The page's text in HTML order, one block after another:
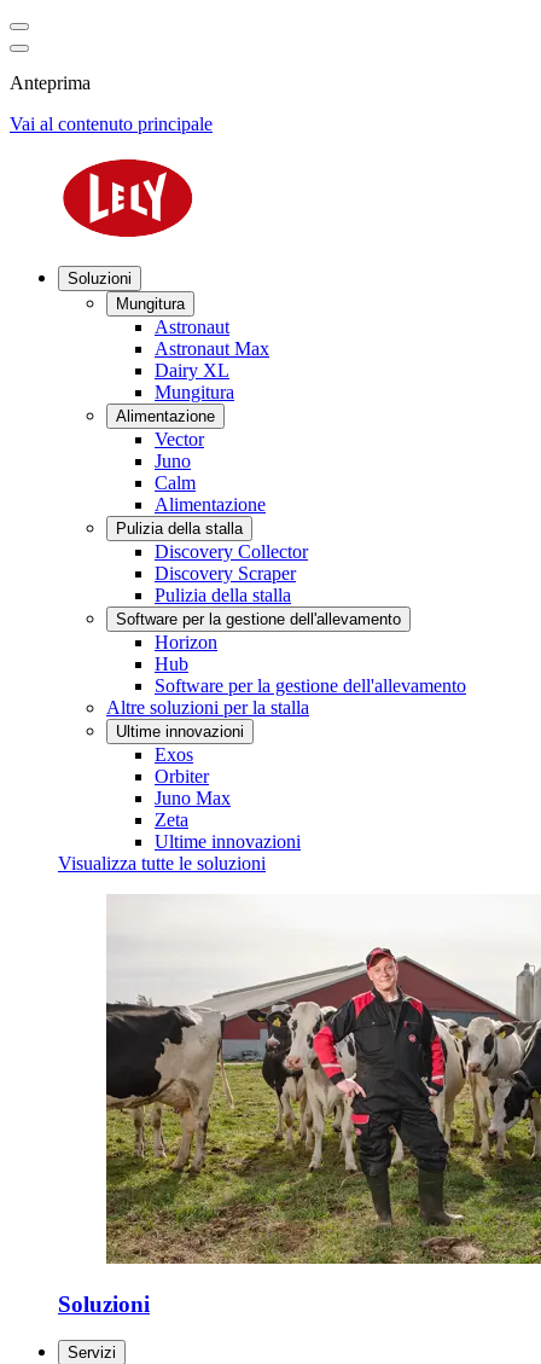
Anteprima
Vai al contenuto principale
Soluzioni
Mungitura
Astronaut
Astronaut Max
Dairy XL
Mungitura
Alimentazione
Vector
Juno
Calm
Alimentazione
Pulizia della stalla
Discovery Collector
Discovery Scraper
Pulizia della stalla
Software per la gestione dell'allevamento
Horizon
Hub
Software per la gestione dell'allevamento
Altre soluzioni per la stalla
Ultime innovazioni
Exos
Orbiter
Juno Max
Zeta
Ultime innovazioni
Visualizza tutte le soluzioni
Soluzioni
Servizi